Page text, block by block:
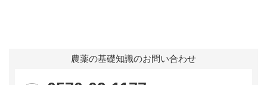
農薬の基礎知識のお問い合わせ